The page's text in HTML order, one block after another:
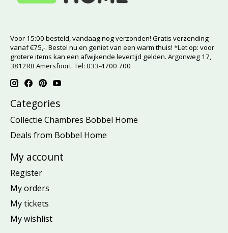
Voor 15:00 besteld, vandaag nog verzonden! Gratis verzending
vanaf €75,-. Bestel nu en geniet van een warm thuis! *Let op: voor
grotere items kan een afwijkende levertijd gelden. Argonweg 17,
3812RB Amersfoort. Tel: 033-4700 700
Categories
Collectie Chambres Bobbel Home
Deals from Bobbel Home
My account
Register
My orders
My tickets
My wishlist